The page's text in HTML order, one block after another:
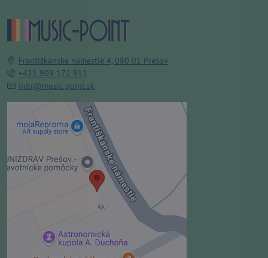
Františkánske námestie 4, 080 01 Prešov
+421 909 172 911
info@music-point.sk
Externý obsah je blokovaný
Voľbami súkromia
Prajete si načítať externý obsah?
Povoliť tentokrát
Povoliť a zapamätať - súhlas s
druhom cookie: Funkčné